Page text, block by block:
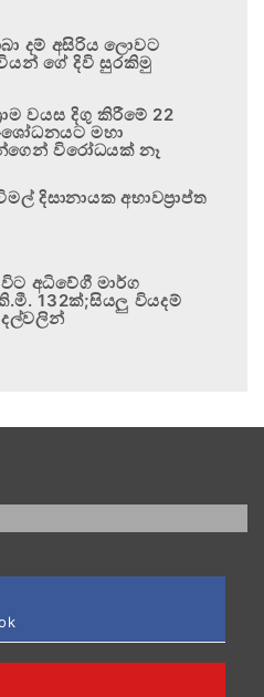
දම් අසිරිය ලොවට
ගේ දිවි සුරකිමු
වයස දිගු කිරීමේ 22
මහා
විරෝධයක් නෑ
දිසානායක අභාවප්‍රාප්ත
අධිවේගී මාර්ග
132ක්;සියලු වියදම්